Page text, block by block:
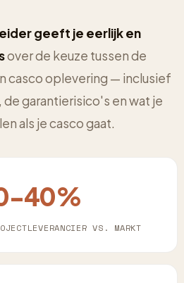
geeft je eerlijk en
over de keuze tussen de
casco oplevering — inclusief
garantierisico's en wat je
als je casco gaat.
40%
VS. MARKT